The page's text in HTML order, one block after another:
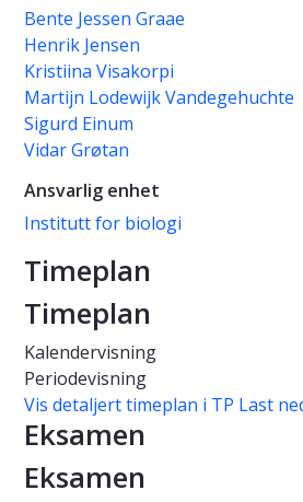
Bente Jessen Graae
Henrik Jensen
Kristiina Visakorpi
Martijn Lodewijk Vandegehuchte
Sigurd Einum
Vidar Grøtan
Ansvarlig enhet
Institutt for biologi
Timeplan
Timeplan
Kalendervisning
Periodevisning
Vis detaljert timeplan i TP Last
Eksamen
Eksamen